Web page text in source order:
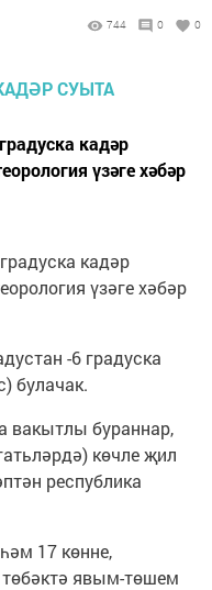
744 0 0
кадәр
үзәге хәбәр
кадәр
үзәге хәбәр
-6 градуска
булачак.
вакытлы бураннар,
көчле җил
республика
17 көнне,
явым-төшем